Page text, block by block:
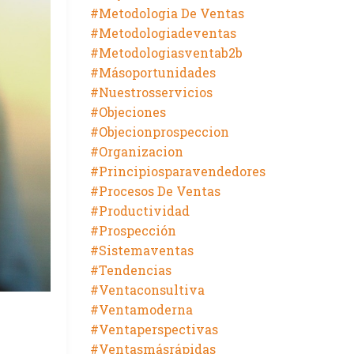
#metodologia De Ventas
#metodologiadeventas
#metodologiasventab2b
#másoportunidades
#nuestrosservicios
#objeciones
#objecionprospeccion
#organizacion
#principiosparavendedores
#procesos De Ventas
#productividad
#prospección
#sistemaventas
#tendencias
#ventaconsultiva
#ventamoderna
#ventaperspectivas
#ventasmásrápidas